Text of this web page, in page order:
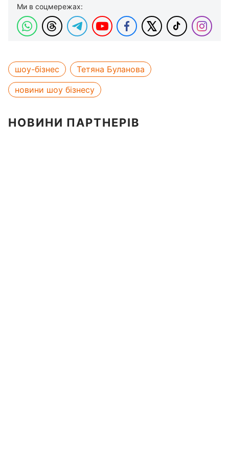
Ми в соцмережах:
шоу-бізнес
Тетяна Буланова
новини шоу бізнесу
НОВИНИ ПАРТНЕРІВ